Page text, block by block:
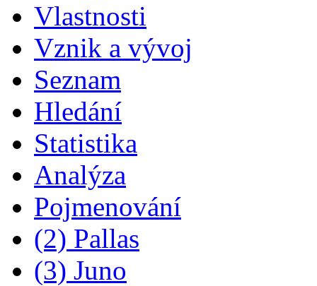
Vlastnosti
Vznik a vývoj
Seznam
Hledání
Statistika
Analýza
Pojmenování
(2) Pallas
(3) Juno